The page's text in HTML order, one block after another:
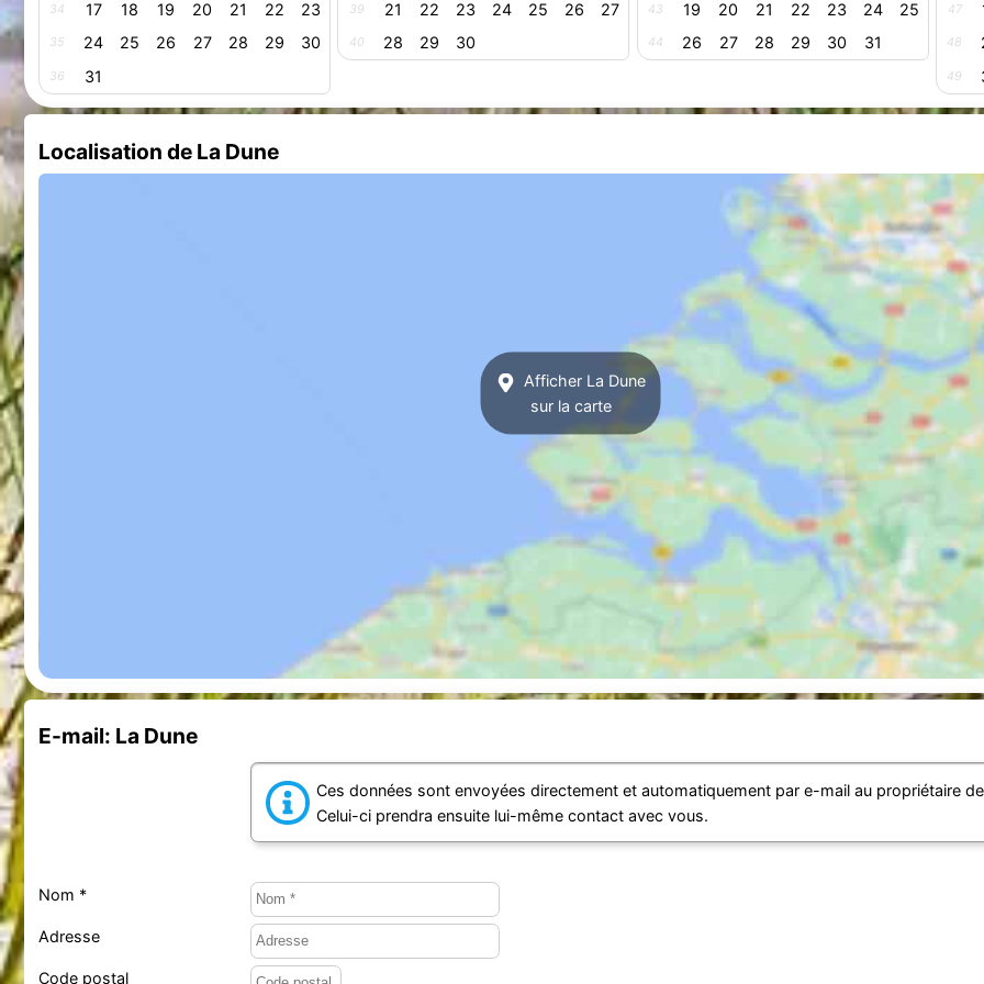
34 17 18 19 20 21 22 23
35 24 25 26 27 28 29 30
36 31
39 21 22 23 24 25 26 27
40 28 29 30
43 19 20 21 22 23 24 25
44 26 27 28 29 30 31
47
48
49
Localisation de La Dune
Afficher La Dune
sur la carte
E-mail: La Dune
Ces données sont envoyées directement et automatiquement par e-mail au propriétaire de
Celui-ci prendra ensuite lui-même contact avec vous.
Nom *
Adresse
Code postal